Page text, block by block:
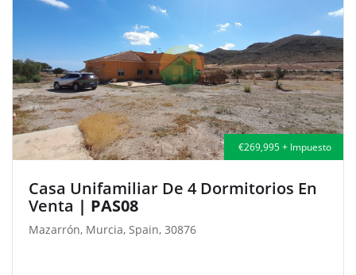
€269,995 + Impuesto
Casa Unifamiliar De 4 Dormitorios En
Venta | PAS08
Mazarrón, Murcia, Spain, 30876